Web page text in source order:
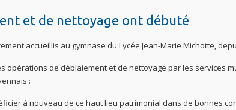
et de nettoyage ont débuté
accueillis au gymnase du Lycée Jean-Marie Michotte,
opérations de déblaiement et de nettoyage par les services
:
à nouveau de ce haut lieu patrimonial dans de bonnes